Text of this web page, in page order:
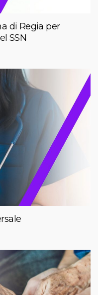
di Regia per
SSN